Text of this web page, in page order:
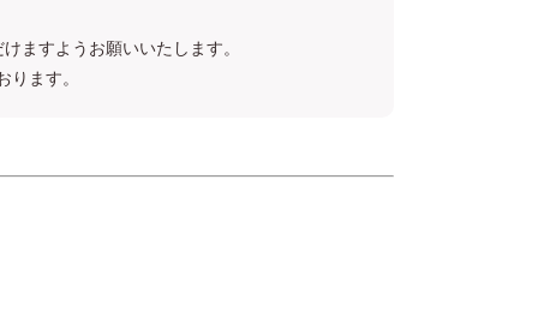
ますようお願いいたします。
ます。